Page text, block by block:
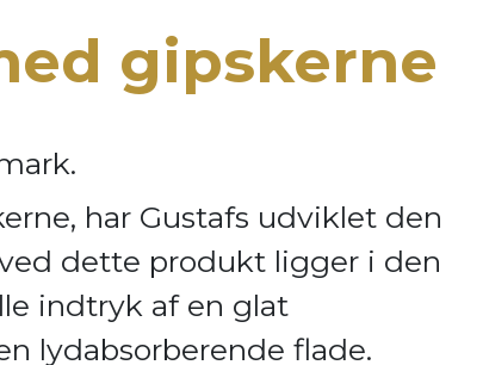
gipskerne
har Gustafs udviklet den
d dette produkt ligger i den
indtryk af en glat
lydabsorberende flade.